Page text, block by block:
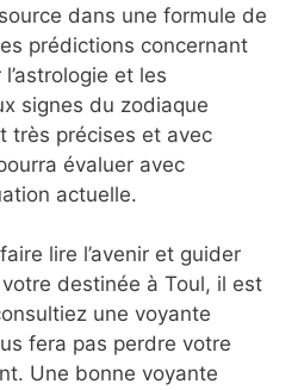
dans une formule de
prédictions concernant
et les
signes du zodiaque
très précises et avec
évaluer avec
actuelle.
lire l’avenir et guider
destinée à Toul, il est
une voyante
fera pas perdre votre
Une bonne voyante